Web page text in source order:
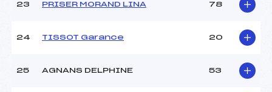
23 PRISER MORAND LINA 78
24 TISSOT Garance 20
25 AGNANS DELPHINE 53